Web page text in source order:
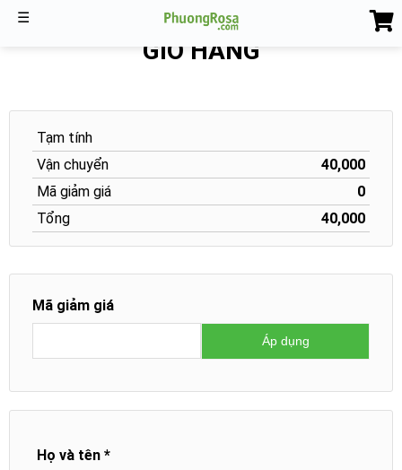
☰
GIỎ HÀNG
Tạm tính
Vận chuyển
40,000
Mã giảm giá
0
Tổng
40,000
Mã giảm giá
Áp dụng
Họ và tên *